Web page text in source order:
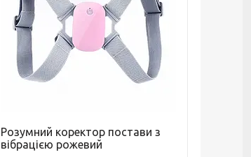
Розумний коректор постави з
вібрацією рожевий